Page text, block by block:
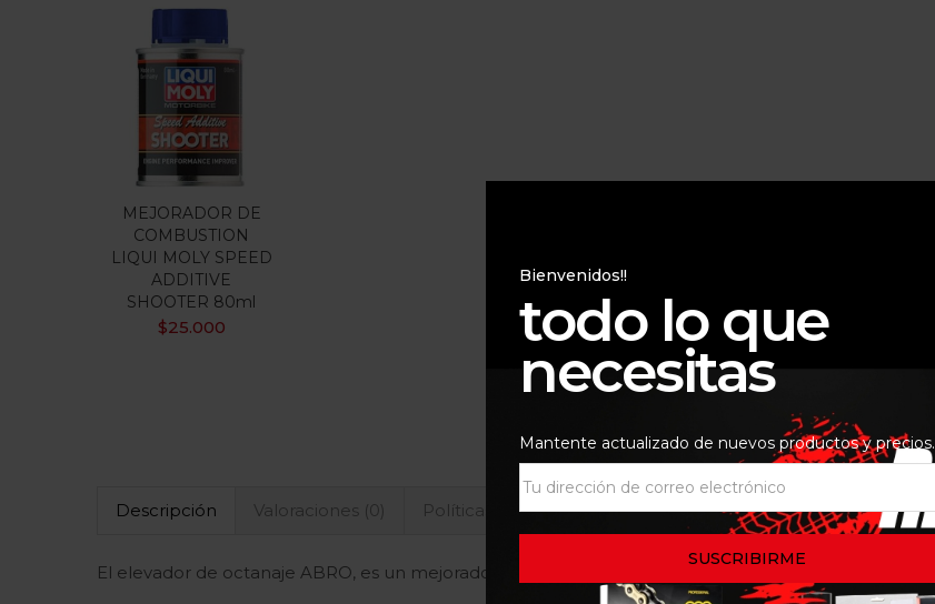
MEJORADOR DE
COMBUSTION
LIQUI MOLY SPEED
ADDITIVE
SHOOTER 80ml
$25.000
Descripción Valoraciones (0) Políticas de la tienda Consultas
El elevador de octanaje ABRO, es un mejorador de octanaje altamente concentrado.
Bienvenidos!!
todo lo que
necesitas
Mantente actualizado de nuevos productos y precios.